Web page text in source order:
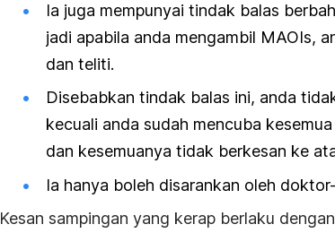
Ia juga mempunyai tindak balas
jadi apabila anda mengambil MAOIs,
dan teliti.
Disebabkan tindak balas ini, anda
kecuali anda sudah mencuba
dan kesemuanya tidak berkesan ke
Ia hanya boleh disarankan oleh
Kesan sampingan yang kerap berlaku